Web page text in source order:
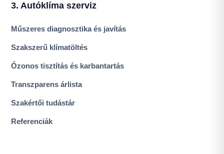
3. Autóklíma szerviz
Műszeres diagnosztika és javítás
Szakszerű klímatöltés
Ózonos tisztítás és karbantartás
Transzparens árlista
Szakértői tudástár
Referenciák